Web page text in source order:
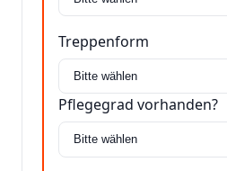
Treppenform
Pflegegrad vorhanden?